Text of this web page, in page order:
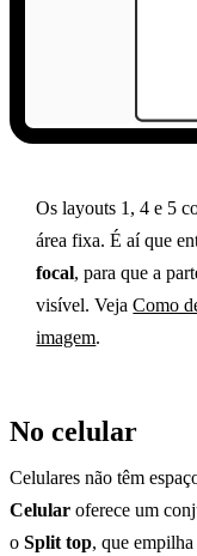
Os layouts 1, 4 e 5
área fixa. É aí que
focal, para que a
visível. VejaComo
imagem.
No celular
Celulares não têm
Celular oferece um
o Split top, que